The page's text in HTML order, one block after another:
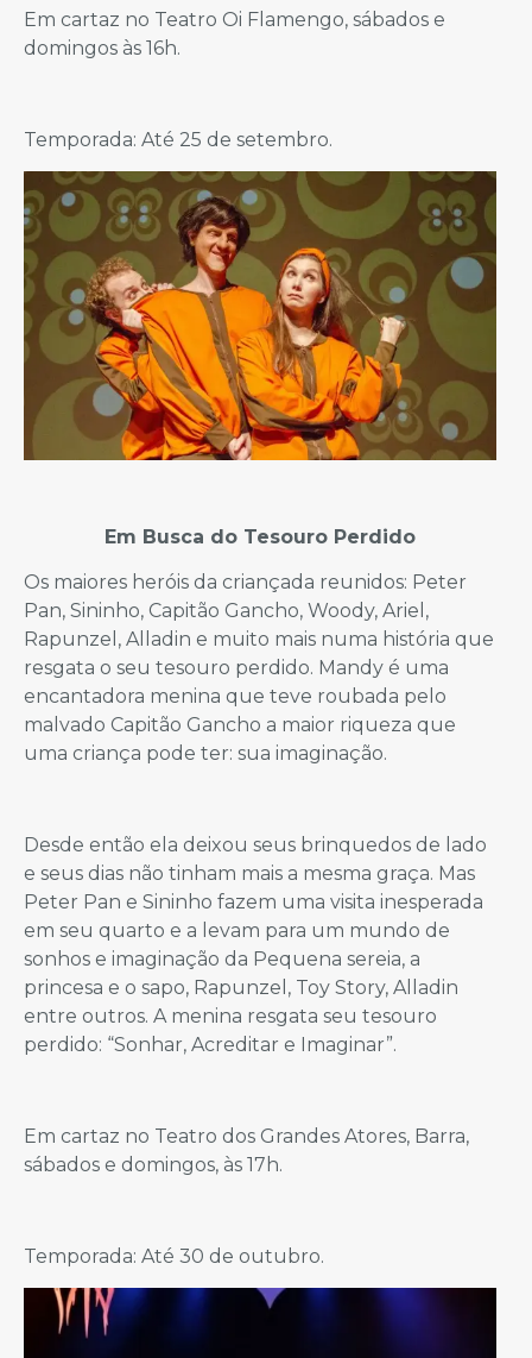
Em cartaz no Teatro Oi Flamengo, sábados e
domingos às 16h.
Temporada: Até 25 de setembro.
Em Busca do Tesouro Perdido
Os maiores heróis da criançada reunidos: Peter
Pan, Sininho, Capitão Gancho, Woody, Ariel,
Rapunzel, Alladin e muito mais numa história que
resgata o seu tesouro perdido. Mandy é uma
encantadora menina que teve roubada pelo
malvado Capitão Gancho a maior riqueza que
uma criança pode ter: sua imaginação.
Desde então ela deixou seus brinquedos de lado
e seus dias não tinham mais a mesma graça. Mas
Peter Pan e Sininho fazem uma visita inesperada
em seu quarto e a levam para um mundo de
sonhos e imaginação da Pequena sereia, a
princesa e o sapo, Rapunzel, Toy Story, Alladin
entre outros. A menina resgata seu tesouro
perdido: “Sonhar, Acreditar e Imaginar”.
Em cartaz no Teatro dos Grandes Atores, Barra,
sábados e domingos, às 17h.
Temporada: Até 30 de outubro.